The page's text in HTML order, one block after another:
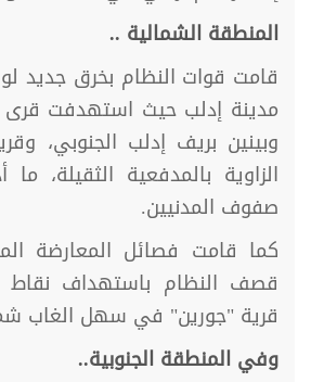
المنطقة الشمالية ..
قامت قوات النظام بخرق جديد
مدينة إدلب حيث استهدفت
وبينين بريف إدلب الجنوبي،
الزاوية بالمدفعية الثقيلة،
صفوف المدنيين.
كما قامت فصائل المعارضة
قصف النظام باستهداف
قرية "جورين" في سهل الغاب
وفي المنطقة الجنوبية..